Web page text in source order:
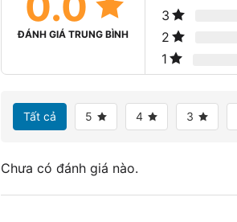
ĐÁNH GIÁ TRUNG BÌNH
3
2
1
Tất cả 5 4 3
Chưa có đánh giá nào.